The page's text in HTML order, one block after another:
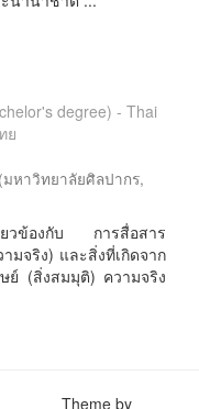
degree) - Thai
ย
(มหาวิทยาลัยศิลปากร,
ยวข้องกับ การสื่อสาร
มจริง) และสิ่งที่เกิดจาก
ย์ (สิ่งสมมุติ) ความจริง
Theme by